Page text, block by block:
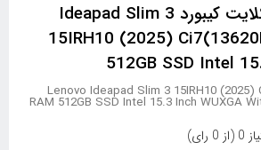
لپ تاپ لنوو با بکلایت کیبورد Ideapad Slim 3
15IRH10 (2025)
512GB SSD Intel
Lenovo Ideapad Slim 3 15IRH10 (2025)
RAM 512GB SSD Intel 15.3 Inch WUXGA
0 رای)